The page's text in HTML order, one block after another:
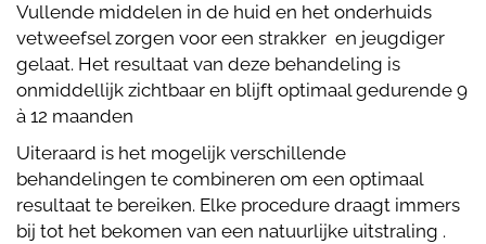
Vullende middelen in de huid en het onderhuids
vetweefsel zorgen voor een strakker en jeugdiger
gelaat. Het resultaat van deze behandeling is
onmiddellijk zichtbaar en blijft optimaal gedurende 9
à 12 maanden
Uiteraard is het mogelijk verschillende
behandelingen te combineren om een optimaal
resultaat te bereiken. Elke procedure draagt immers
bij tot het bekomen van een natuurlijke uitstraling .